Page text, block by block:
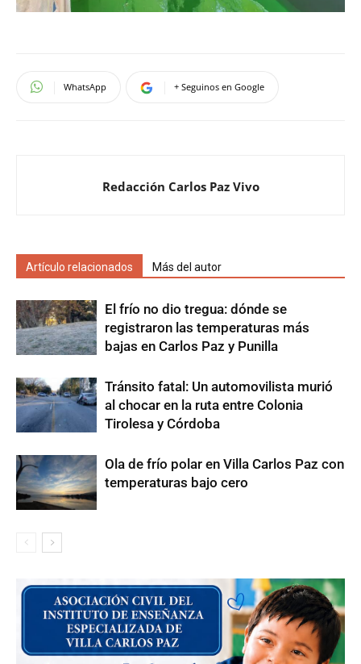
WhatsApp + Seguinos en Google
Redacción Carlos Paz Vivo
Artículo relacionados Más del autor
El frío no dio tregua: dónde se
registraron las temperaturas más
bajas en Carlos Paz y Punilla
Tránsito fatal: Un automovilista murió
al chocar en la ruta entre Colonia
Tirolesa y Córdoba
Ola de frío polar en Villa Carlos Paz con
temperaturas bajo cero